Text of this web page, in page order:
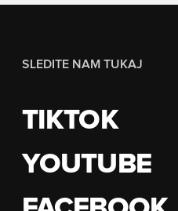
SLEDITE NAM TUKAJ
TIKTOK
YOUTUBE